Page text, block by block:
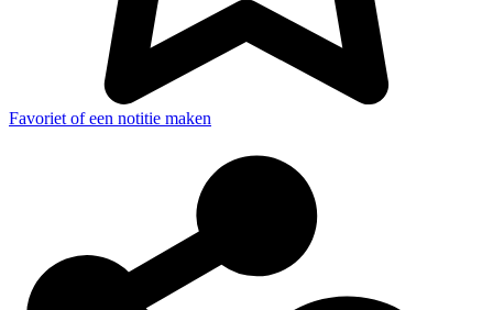
Favoriet of een notitie maken